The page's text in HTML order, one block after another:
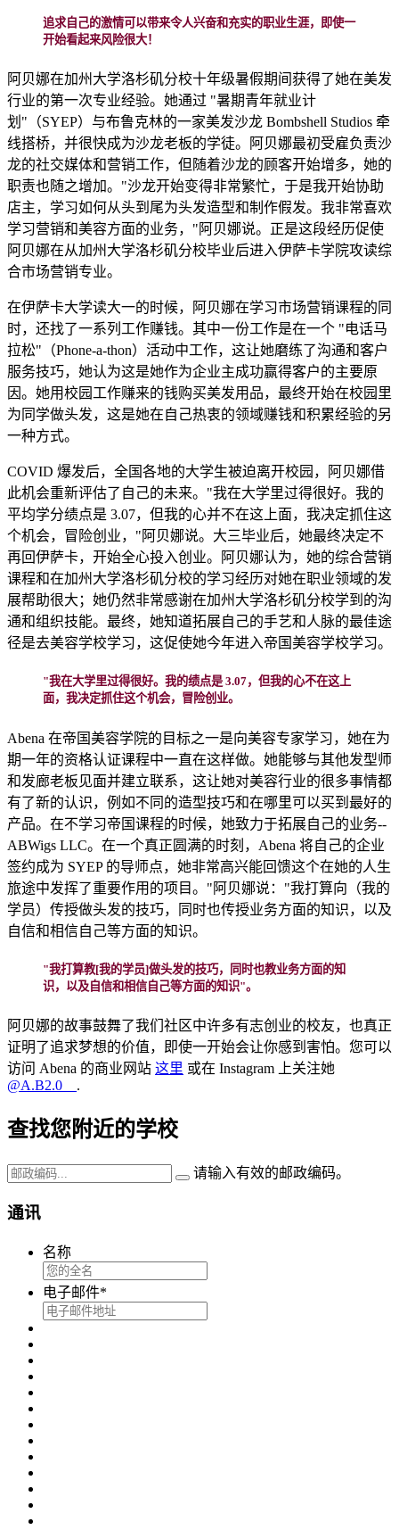
追求自己的激情可以带来令人兴奋和充实的职业生涯，即使一
开始看起来风险很大！
阿贝娜在加州大学洛杉矶分校十年级暑假期间获得了她在美发
行业的第一次专业经验。她通过 "暑期青年就业计
划"（SYEP）与布鲁克林的一家美发沙龙 Bombshell Studios 牵
线搭桥，并很快成为沙龙老板的学徒。阿贝娜最初受雇负责沙
龙的社交媒体和营销工作，但随着沙龙的顾客开始增多，她的
职责也随之增加。"沙龙开始变得非常繁忙，于是我开始协助
店主，学习如何从头到尾为头发造型和制作假发。我非常喜欢
学习营销和美容方面的业务，"阿贝娜说。正是这段经历促使
阿贝娜在从加州大学洛杉矶分校毕业后进入伊萨卡学院攻读综
合市场营销专业。
在伊萨卡大学读大一的时候，阿贝娜在学习市场营销课程的同
时，还找了一系列工作赚钱。其中一份工作是在一个 "电话马
拉松"（Phone-a-thon）活动中工作，这让她磨练了沟通和客户
服务技巧，她认为这是她作为企业主成功赢得客户的主要原
因。她用校园工作赚来的钱购买美发用品，最终开始在校园里
为同学做头发，这是她在自己热衷的领域赚钱和积累经验的另
一种方式。
COVID 爆发后，全国各地的大学生被迫离开校园，阿贝娜借
此机会重新评估了自己的未来。"我在大学里过得很好。我的
平均学分绩点是 3.07，但我的心并不在这上面，我决定抓住这
个机会，冒险创业，"阿贝娜说。大三毕业后，她最终决定不
再回伊萨卡，开始全心投入创业。阿贝娜认为，她的综合营销
课程和在加州大学洛杉矶分校的学习经历对她在职业领域的发
展帮助很大；她仍然非常感谢在加州大学洛杉矶分校学到的沟
通和组织技能。最终，她知道拓展自己的手艺和人脉的最佳途
径是去美容学校学习，这促使她今年进入帝国美容学校学习。
"我在大学里过得很好。我的绩点是 3.07，但我的心不在这上
面，我决定抓住这个机会，冒险创业。
Abena 在帝国美容学院的目标之一是向美容专家学习，她在为
期一年的资格认证课程中一直在这样做。她能够与其他发型师
和发廊老板见面并建立联系，这让她对美容行业的很多事情都
有了新的认识，例如不同的造型技巧和在哪里可以买到最好的
产品。在不学习帝国课程的时候，她致力于拓展自己的业务--
ABWigs LLC。在一个真正圆满的时刻，Abena 将自己的企业
签约成为 SYEP 的导师点，她非常高兴能回馈这个在她的人生
旅途中发挥了重要作用的项目。"阿贝娜说："我打算向（我的
学员）传授做头发的技巧，同时也传授业务方面的知识，以及
自信和相信自己等方面的知识。
"我打算教[我的学员]做头发的技巧，同时也教业务方面的知
识，以及自信和相信自己等方面的知识"。
阿贝娜的故事鼓舞了我们社区中许多有志创业的校友，也真正
证明了追求梦想的价值，即使一开始会让你感到害怕。您可以
访问 Abena 的商业网站 这里 或在 Instagram 上关注她
@A.B2.0__ .
查找您附近的学校
请输入有效的邮政编码。
通讯
名称
电子邮件*